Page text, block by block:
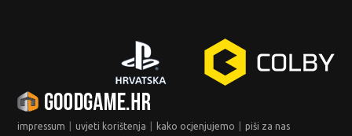
impressum uvjeti korištenja kako ocjenjujemo piši za nas